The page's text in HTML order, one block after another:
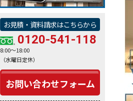
お見積・資料請求はこちらから
0120-541-118
8:00～18:00
（水曜日定休）
お問い合わせフォーム